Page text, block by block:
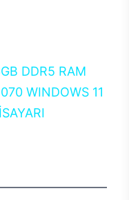
DDR5 RAM
WINDOWS 11